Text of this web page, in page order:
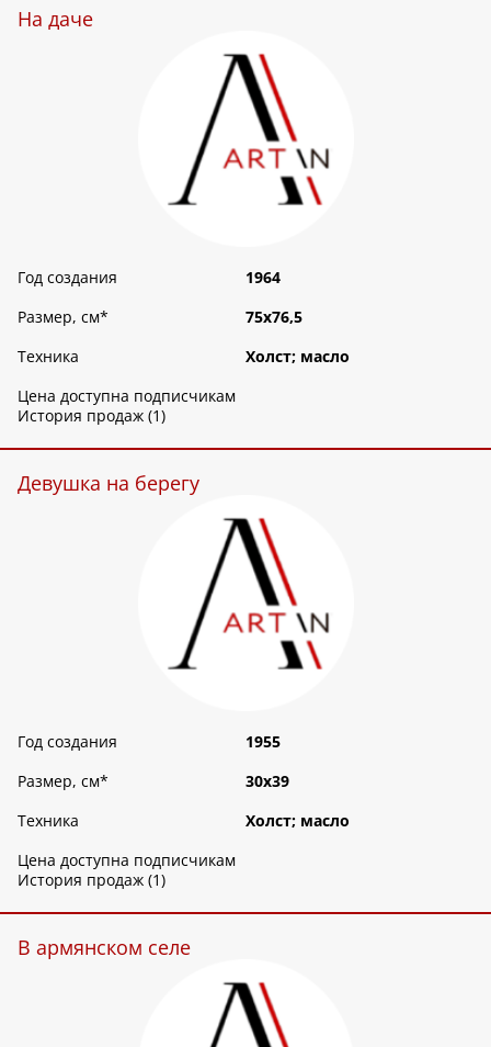
На даче
Год создания
1964
Размер, см*
75х76,5
Техника
Холст; масло
Цена доступна подписчикам
История продаж (1)
Девушка на берегу
Год создания
1955
Размер, см*
30х39
Техника
Холст; масло
Цена доступна подписчикам
История продаж (1)
В армянском селе